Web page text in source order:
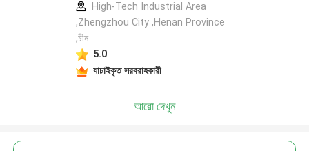
High-Tech Industrial Area
,Zhengzhou City ,Henan Province
,চীন
5.0
যাচাইকৃত সরবরাহকারী
আরো দেখুন